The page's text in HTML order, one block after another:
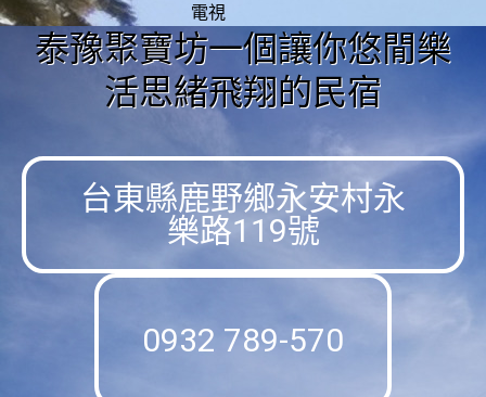
電視
泰豫聚寶坊一個讓你悠閒樂
活思緒飛翔的民宿
台東縣鹿野鄉永安村永
樂路119號
0932 789-570